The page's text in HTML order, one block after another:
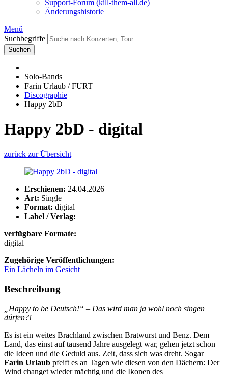
Support-Forum (kill-them-all.de)
Änderungshistorie
Menü
Suchbegriffe
Suchen
Solo-Bands
Farin Urlaub / FURT
Discographie
Happy 2bD
Happy 2bD - digital
zurück zur Übersicht
Erschienen: 24.04.2026
Art: Single
Format: digital
Label / Verlag:
verfügbare Formate:
digital
Zugehörige Veröffentlichungen:
Ein Lächeln im Gesicht
Beschreibung
„Happy to be Deutsch!“ – Das wird man ja wohl noch singen
dürfen?!
Es ist ein weites Brachland zwischen Bratwurst und Benz. Dem
Land, das einst auf tausend Jahre ausgelegt war, gehen jetzt schon
die Ideen und die Geduld aus. Zeit, dass sich was dreht. Sogar
Farin Urlaub pfeift es an Tagen wie diesen von den Dächern: Der
Wind changet wieder mächtig und die Ikonen des